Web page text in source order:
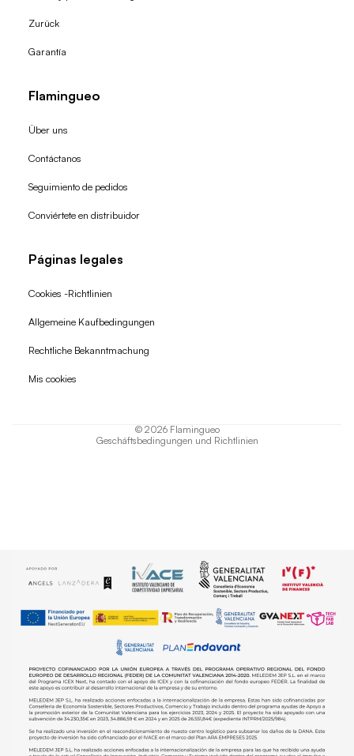
Zurück
Garantía
Flamingueo
Über uns
Contáctanos
Seguimiento de pedidos
Conviértete en distribuidor
Páginas legales
Cookies -Richtlinien
Allgemeine Kaufbedingungen
Rechtliche Bekanntmachung
Mis cookies
© 2026 Flamingueo
Geschäftsbedingungen und Richtlinien
Widerrufsrecht